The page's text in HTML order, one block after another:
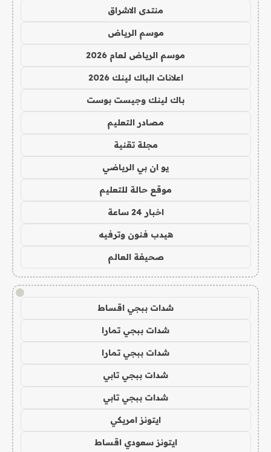
منتدى الاشراق
موسم الرياض
موسم الرياض لعام 2026
اعلانات الباك لينك 2026
باك لينك وجيست بوست
مصادر التعليم
مجلة تقنية
يو ان بي الرياضي
موقع حالة للتعليم
اخبار 24 ساعة
هيدب فنون وترفيه
صحيفة العالم
!
شدات ببجي اقساط
شدات ببجي تمارا
شدات ببجي تمارا
شدات ببجي تابي
شدات ببجي تابي
ايتونز امريكي
ايتونز سعودي اقساط